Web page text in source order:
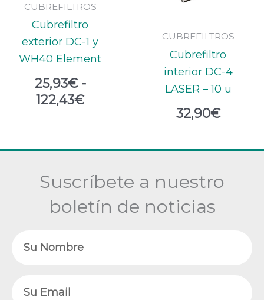
CUBREFILTROS
Cubrefiltro
exterior DC-1 y
WH40 Element
25,93€ -
122,43€
122,43€
CUBREFILTROS
Cubrefiltro
interior DC-4
LASER – 10 u
32,90€
Suscríbete a nuestro
boletín de noticias